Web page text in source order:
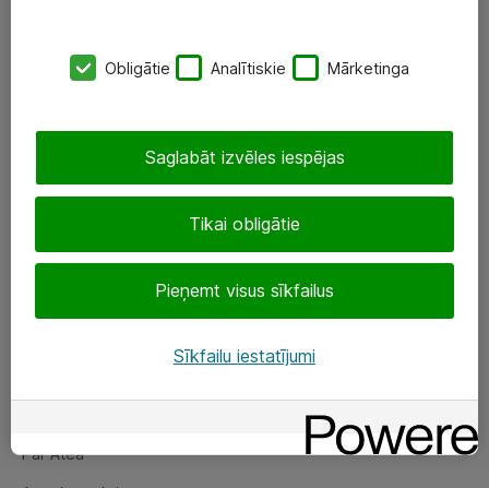
SIA „ATEA”
eShop@atea.lv
Sekojiet mums
Par Atea
Par Atea
Obligātie Analītiskie Mārketinga
Tikai obligātie
Pieņemt visus sīkfailus
Saglabāt izvēles iespējas
Sīkfailu iestatījumi